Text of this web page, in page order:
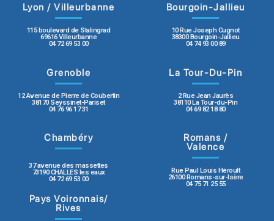
Lyon / Villeurbanne
115 boulevard de Stalingrad
69616 Villeurbanne
04 72 69 53 00
Bourgoin-Jallieu
10 Rue Joseph Cugnot
38300 Bourgoin-Jallieu
04 74 93 00 89
Grenoble
12 Avenue de Pierre de Coubertin
38170 Seyssinet-Pariset
04 76 96 17 31
La Tour-Du-Pin
2 Rue Jean Jaurès
38110 La Tour-du-Pin
04 69 82 18 80
Chambéry
37 avenue des massettes
73190 CHALLES les eaux
04 72 69 53 00
Romans /
Valence
Rue Paul Louis Héroult
26100 Romans-sur-Isère
04 75 71 25 55
Pays Voironnais/
Rives